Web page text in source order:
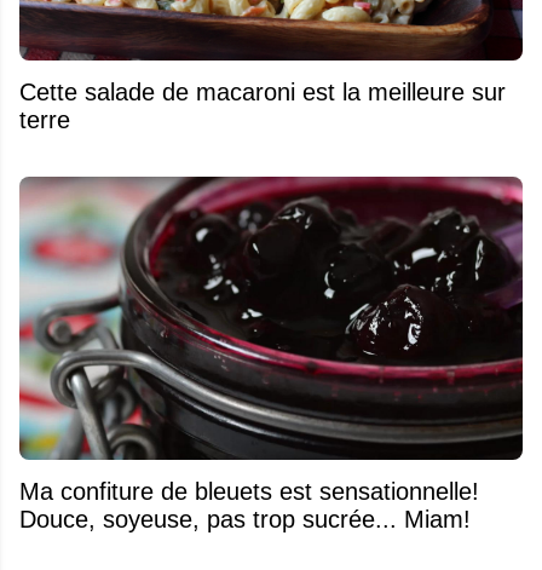
Cette salade de macaroni est la meilleure sur
terre
Ma confiture de bleuets est sensationnelle!
Douce, soyeuse, pas trop sucrée... Miam!